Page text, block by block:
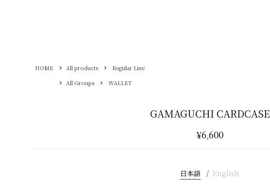
HOME All products
Regular Line
All Groups
WALLET
GAMAGUCHI CARDCASE
¥6,600
日本語 English